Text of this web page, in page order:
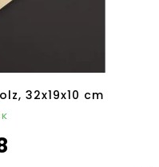
32x19x10 cm